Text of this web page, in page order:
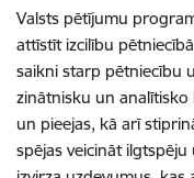
Valsts pētījumu
attīstīt izcilību
saikni starp pētniecību
zinātnisku un
un pieejas, kā arī
spējas veicināt